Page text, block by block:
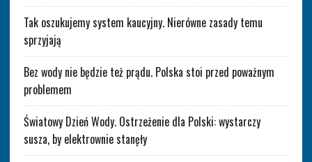
Tak oszukujemy system kaucyjny. Nierówne zasady temu
sprzyjają
Bez wody nie będzie też prądu. Polska stoi przed poważnym
problemem
Światowy Dzień Wody. Ostrzeżenie dla Polski: wystarczy
susza, by elektrownie stanęły